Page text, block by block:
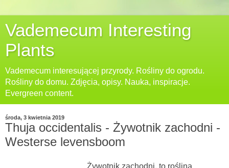
Vademecum Interesting
Plants
Vademecum interesującej przyrody. Rośliny do ogrodu.
Rośliny do domu. Zdjęcia, opisy. Nauka, inspiracje.
Evergreen content.
środa, 3 kwietnia 2019
Thuja occidentalis - Żywotnik zachodni -
Westerse levensboom
Żywotnik zachodni, to roślina